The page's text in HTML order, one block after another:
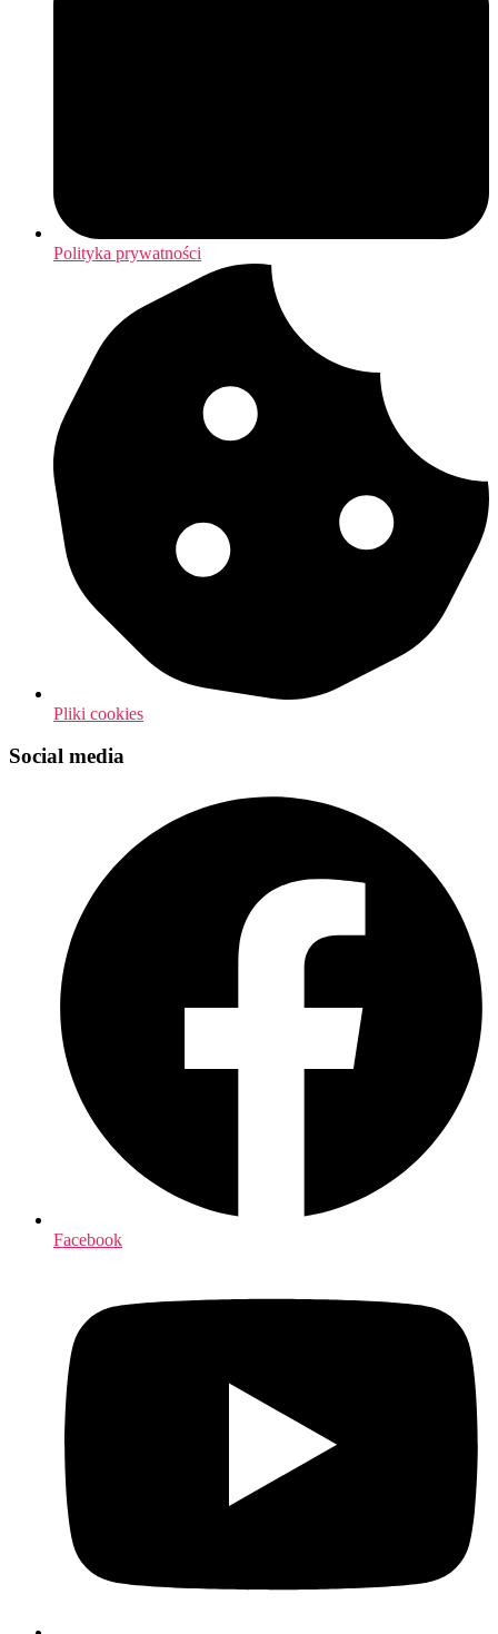
Polityka prywatności
Pliki cookies
Social media
Facebook